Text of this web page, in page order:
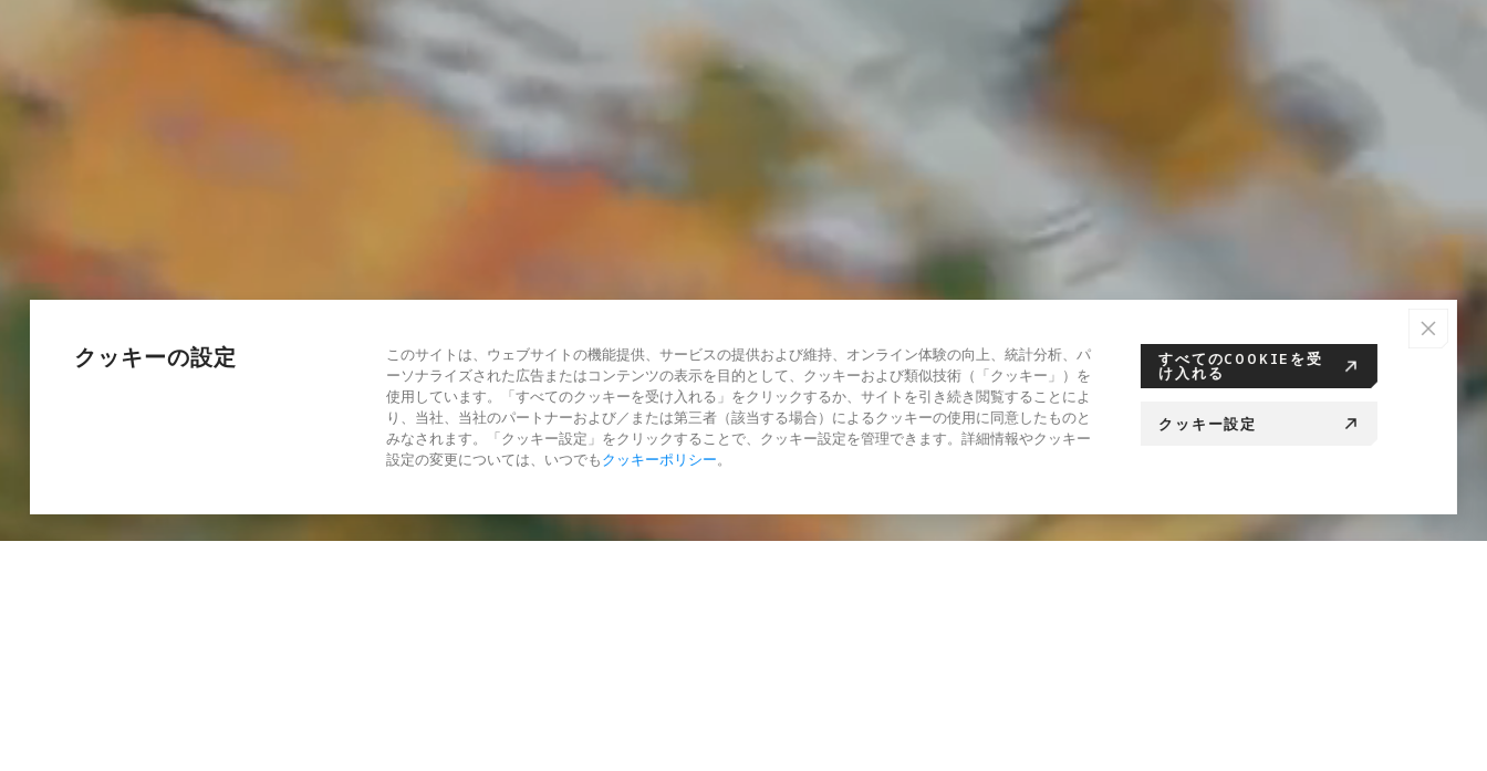
クッキーの設定
このサイトは、ウェブサイトの機能提供、サービスの提供および維持、オンライン体験の向上、統計分析、パ
ーソナライズされた広告またはコンテンツの表示を目的として、クッキーおよび類似技術（「クッキー」）を
使用しています。「すべてのクッキーを受け入れる」をクリックするか、サイトを引き続き閲覧することによ
り、当社、当社のパートナーおよび／または第三者（該当する場合）によるクッキーの使用に同意したものと
みなされます。「クッキー設定」をクリックすることで、クッキー設定を管理できます。詳細情報やクッキー
設定の変更については、いつでもクッキーポリシー。
すべてのCOOKIEを受
け入れる
クッキー設定